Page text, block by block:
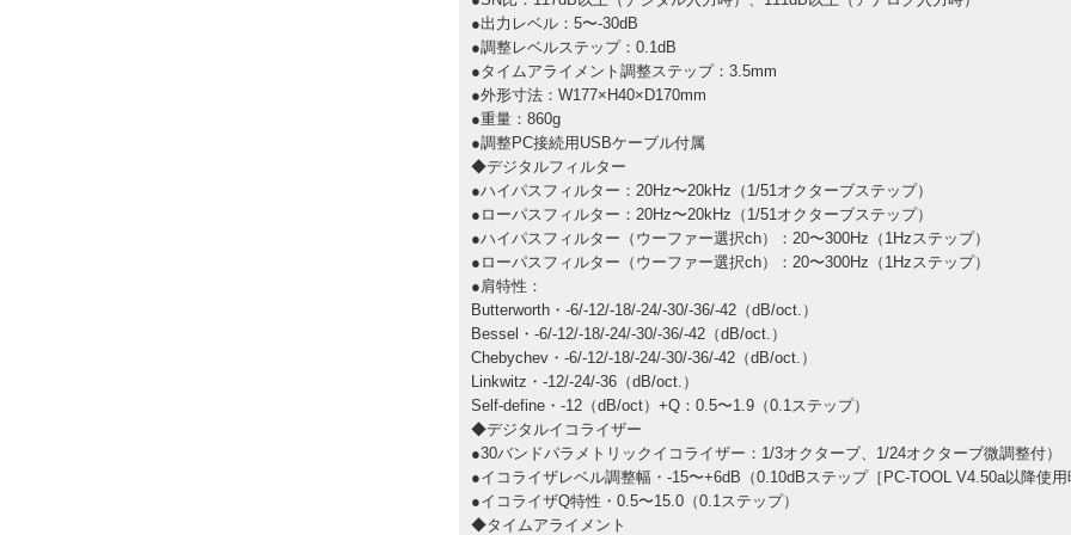
●出力レベル：5〜-30dB
●調整レベルステップ：0.1dB
●タイムアライメント調整ステップ：3.5mm
●外形寸法：W177×H40×D170mm
●重量：860g
●調整PC接続用USBケーブル付属
◆デジタルフィルター
●ハイパスフィルター：20Hz〜20kHz（1/51オクターブステップ）
●ローパスフィルター：20Hz〜20kHz（1/51オクターブステップ）
●ハイパスフィルター（ウーファー選択ch）：20〜300Hz（1Hzステップ）
●ローパスフィルター（ウーファー選択ch）：20〜300Hz（1Hzステップ）
●肩特性：
Butterworth・-6/-12/-18/-24/-30/-36/-42（dB/oct.）
Bessel・-6/-12/-18/-24/-30/-36/-42（dB/oct.）
Chebychev・-6/-12/-18/-24/-30/-36/-42（dB/oct.）
Linkwitz・-12/-24/-36（dB/oct.）
Self-define・-12（dB/oct）+Q：0.5〜1.9（0.1ステップ）
◆デジタルイコライザー
●30バンドパラメトリックイコライザー：1/3オクターブ、1/24オクターブ微調整付）
●イコライザレベル調整幅・-15〜+6dB（0.10dBステップ［PC-TOOL V4.50a以降使用
●イコライザQ特性・0.5〜15.0（0.1ステップ）
◆タイムアライメント